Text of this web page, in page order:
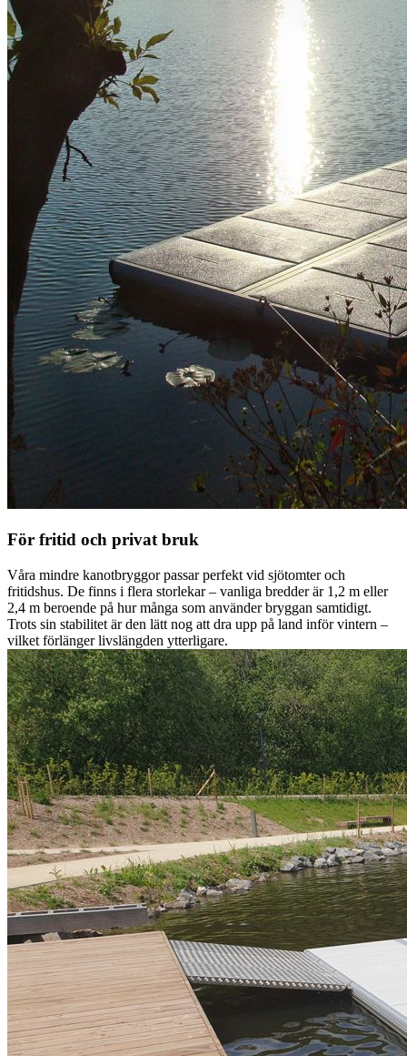
För fritid och privat bruk
Våra mindre kanotbryggor passar perfekt vid sjötomter och
fritidshus. De finns i flera storlekar – vanliga bredder är 1,2 m eller
2,4 m beroende på hur många som använder bryggan samtidigt.
Trots sin stabilitet är den lätt nog att dra upp på land inför vintern –
vilket förlänger livslängden ytterligare.